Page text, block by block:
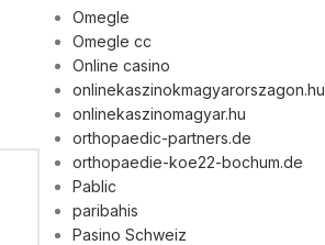
Omegle
Omegle cc
Online casino
onlinekaszinokmagyarorszagon.hu
onlinekaszinomagyar.hu
orthopaedic-partners.de
orthopaedie-koe22-bochum.de
Pablic
paribahis
Pasino Schweiz